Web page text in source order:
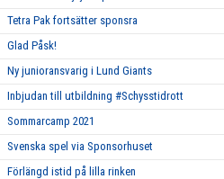
Tetra Pak fortsätter sponsra
Glad Påsk!
Ny junioransvarig i Lund Giants
Inbjudan till utbildning #Schysstidrott
Sommarcamp 2021
Svenska spel via Sponsorhuset
Förlängd istid på lilla rinken